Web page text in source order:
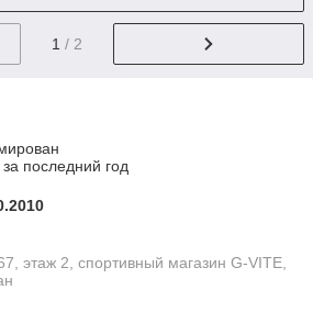
1 / 2
последний год
этаж 2, спортивный магазин G-VITE,